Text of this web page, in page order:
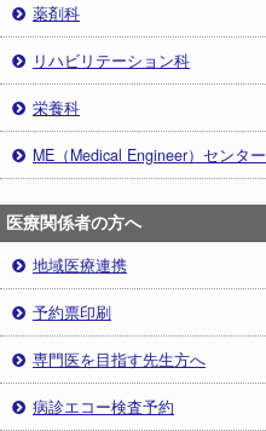
薬剤科
リハビリテーション科
栄養科
ME（Medical Engineer）センター
医療関係者の方へ
地域医療連携
予約票印刷
専門医を目指す先生方へ
病診エコー検査予約